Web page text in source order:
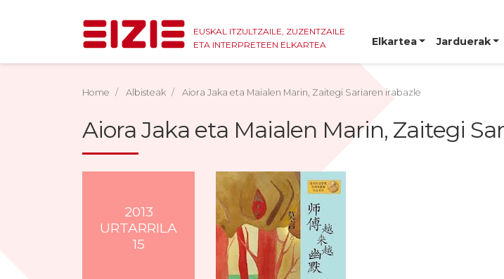
EUSKAL ITZULTZAILE, ZUZENTZAILE
ETA INTERPRETEEN ELKARTEA
Elkartea Jarduerak
Home Albisteak Aiora Jaka eta Maialen Marin, Zaitegi Sariaren irabazle
Aiora Jaka eta Maialen Marin, Zaitegi
2013
URTARRILA
15